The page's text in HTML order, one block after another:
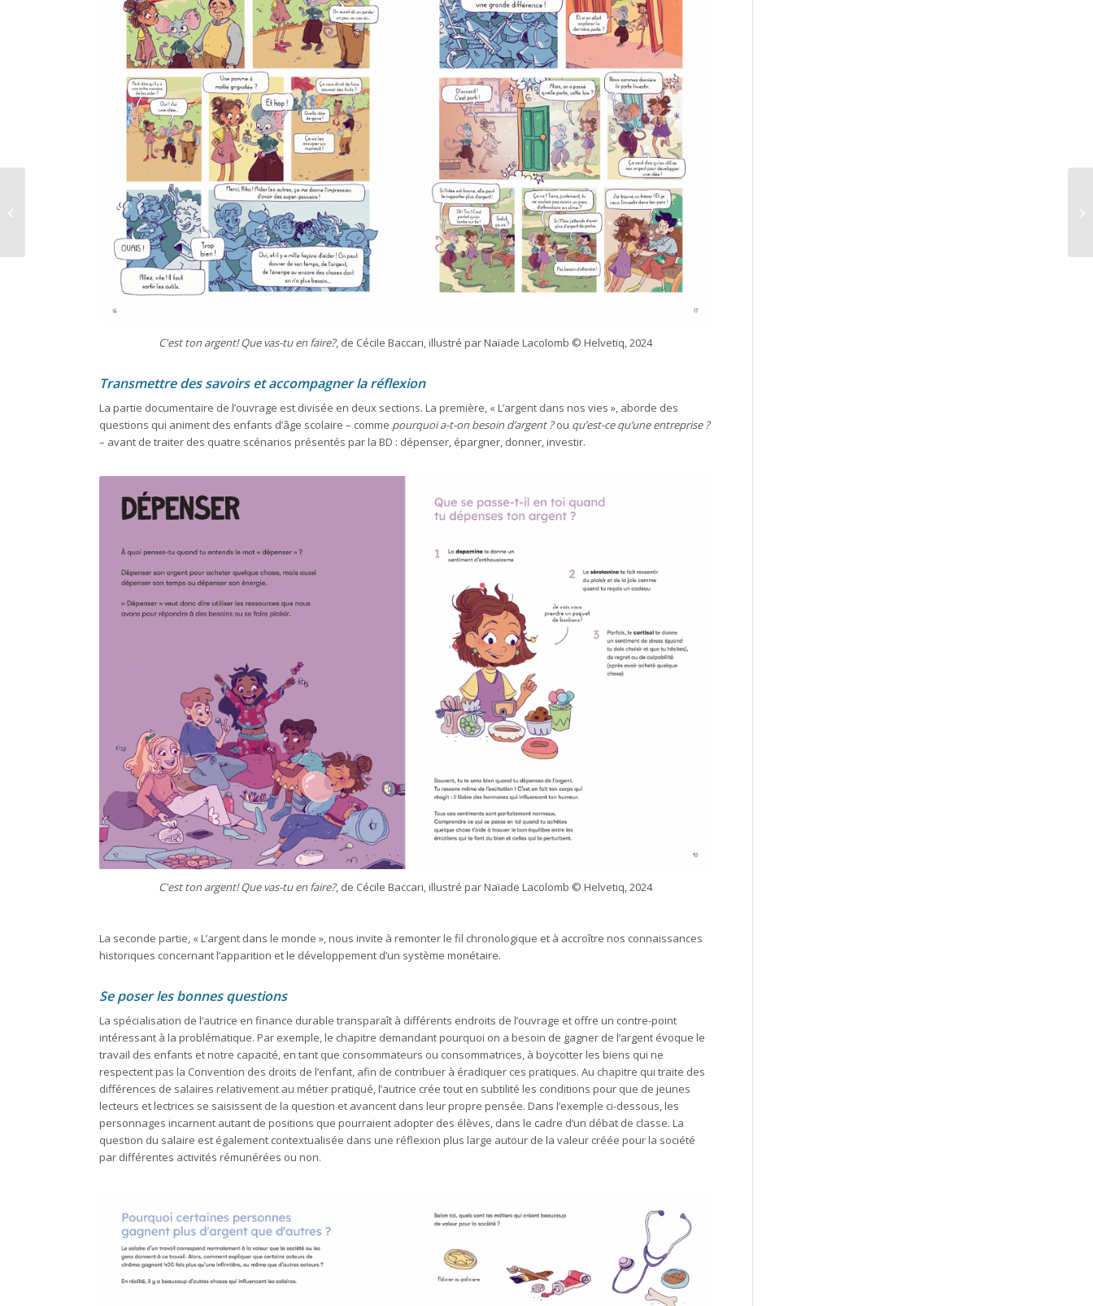
C'est ton argent! Que vas-tu en faire?, de Cécile Baccari, illustré par Naïade Lacolomb © Helvetiq, 2024
Transmettre des savoirs et accompagner la réflexion
La partie documentaire de l’ouvrage est divisée en deux sections. La première, « L’argent dans nos vies », aborde des
questions qui animent des enfants d’âge scolaire – comme pourquoi a-t-on besoin d’argent ?ou qu’est-ce qu’une entreprise ?
– avant de traiter des quatre scénarios présentés par la BD : dépenser, épargner, donner, investir.
C'est ton argent! Que vas-tu en faire?, de Cécile Baccari, illustré par Naïade Lacolomb © Helvetiq, 2024
La seconde partie, « L’argent dans le monde », nous invite à remonter le fil chronologique et à accroître nos connaissances
historiques concernant l’apparition et le développement d’un système monétaire.
Se poser les bonnes questions
La spécialisation de l’autrice en finance durable transparaît à différents endroits de l’ouvrage et offre un contre-point
intéressant à la problématique. Par exemple, le chapitre demandant pourquoi on a besoin de gagner de l’argent évoque le
travail des enfants et notre capacité, en tant que consommateurs ou consommatrices, à boycotter les biens qui ne
respectent pas la Convention des droits de l’enfant, afin de contribuer à éradiquer ces pratiques. Au chapitre qui traite des
différences de salaires relativement au métier pratiqué, l’autrice crée tout en subtilité les conditions pour que de jeunes
lecteurs et lectrices se saisissent de la question et avancent dans leur propre pensée. Dans l’exemple ci-dessous, les
personnages incarnent autant de positions que pourraient adopter des élèves, dans le cadre d’un débat de classe. La
question du salaire est également contextualisée dans une réflexion plus large autour de la valeur créée pour la société
par différentes activités rémunérées ou non.
Le paradis des chats – Timothée Le